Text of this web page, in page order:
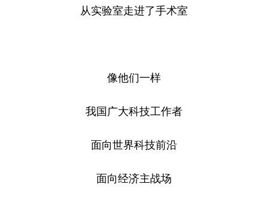
从实验室走进了手术室
像他们一样
我国广大科技工作者
面向世界科技前沿
面向经济主战场